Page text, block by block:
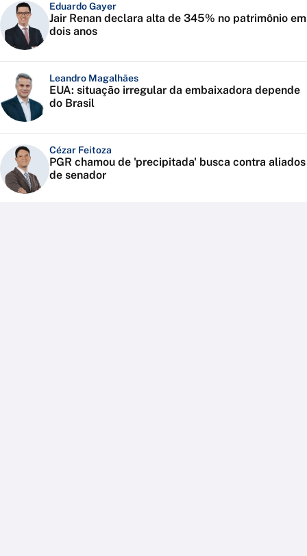
Eduardo Gayer
Jair Renan declara alta de 345% no patrimônio em
dois anos
Leandro Magalhães
EUA: situação irregular da embaixadora depende
do Brasil
Cézar Feitoza
PGR chamou de 'precipitada' busca contra aliados
de senador